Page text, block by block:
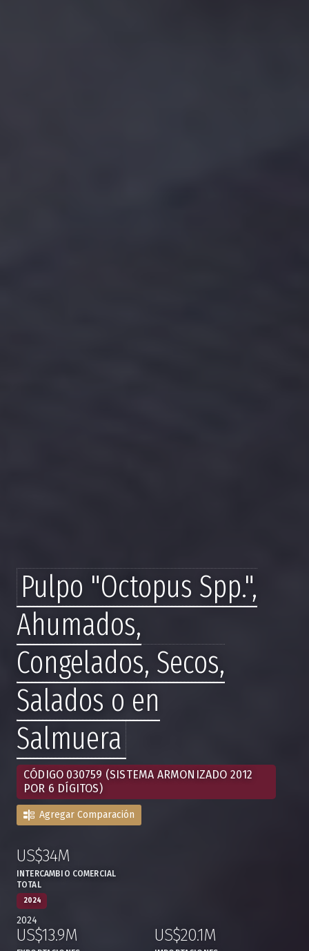
Pulpo "Octopus Spp.",
Ahumados,
Congelados, Secos,
Salados o en
Salmuera
CÓDIGO 030759 (SISTEMA ARMONIZADO 2012
POR 6 DÍGITOS)
Agregar Comparación
2024
:US$34M
INTERCAMBIO COMERCIAL
TOTAL
2024
US$13.9M US$20.1M